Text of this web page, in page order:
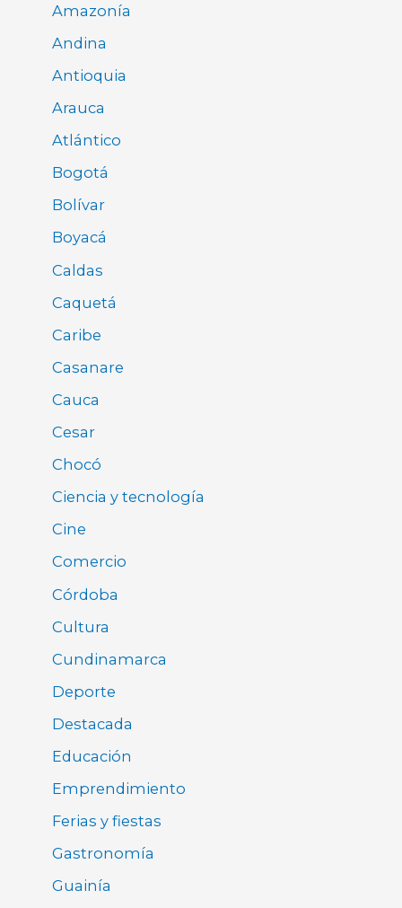
Amazonía
Andina
Antioquia
Arauca
Atlántico
Bogotá
Bolívar
Boyacá
Caldas
Caquetá
Caribe
Casanare
Cauca
Cesar
Chocó
Ciencia y tecnología
Cine
Comercio
Córdoba
Cultura
Cundinamarca
Deporte
Destacada
Educación
Emprendimiento
Ferias y fiestas
Gastronomía
Guainía